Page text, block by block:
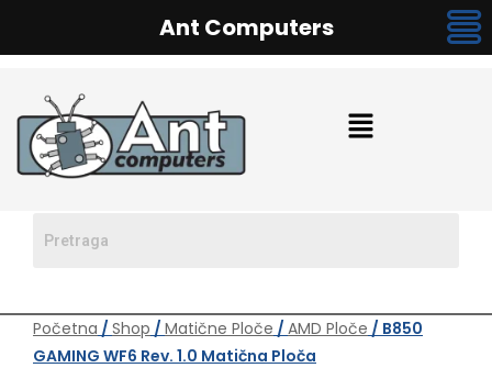
Početna / Shop / Matične Ploče / AMD Ploče / B850
GAMING WF6 Rev. 1.0 Matična Ploča
Ant Computers